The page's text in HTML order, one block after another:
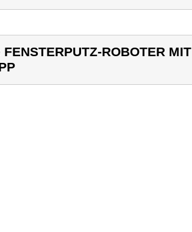
ROBOTER MIT